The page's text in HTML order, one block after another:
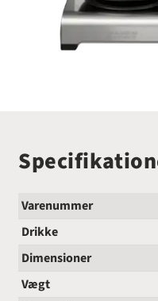
Varenummer
Drikke
Dimensioner
Vægt